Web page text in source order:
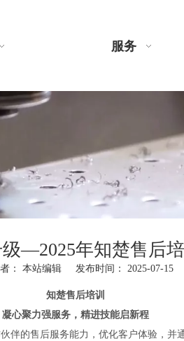
服务
—2025年知楚售后培
本站编辑 发布时间： 2025-07-15
知楚售后培训
凝心聚力强服务，精进技能启新程
伴的售后服务能力，优化客户体验，